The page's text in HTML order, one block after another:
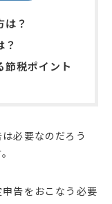
？
税ポイント
必要なのだろう
告をおこなう必要